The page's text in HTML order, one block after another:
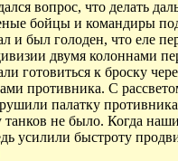
вопрос, что делать
бойцы и командиры
и был голоден, что еле
двумя колоннами
готовиться к броску
противника. С
палатку
не было. Когда
усилили быстроту